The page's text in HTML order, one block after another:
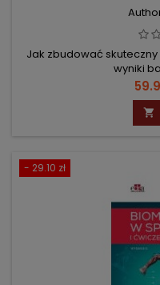
Jak zbudować
wyniki

- 29.10 zł